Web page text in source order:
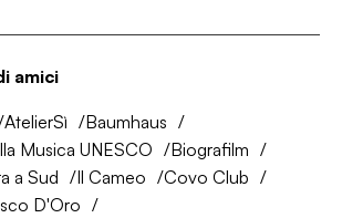
amici
AtelierSì
Baumhaus
Musica UNESCO
Biografilm
a Sud Il Cameo
Covo Club
D'Oro